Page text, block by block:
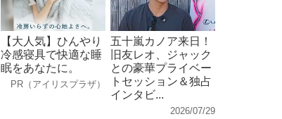
【大人気】ひんやり
冷感寝具で快適な睡
眠をあなたに。
PR（アイリスプラザ）
五十嵐カノア来日！
旧友レオ、ジャック
との豪華プライベー
トセッション＆独占
インタビ...
2026/07/29